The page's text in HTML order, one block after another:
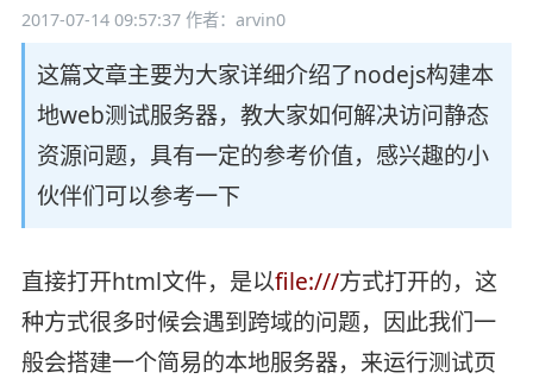
2017-07-14 09:57:37作者：arvin0
这篇文章主要为大家详细介绍了nodejs构建本
地web测试服务器，教大家如何解决访问静态
资源问题，具有一定的参考价值，感兴趣的小
伙伴们可以参考一下
直接打开html文件，是以file:///方式打开的，这
种方式很多时候会遇到跨域的问题，因此我们一
般会搭建一个简易的本地服务器，来运行测试页